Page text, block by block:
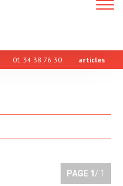
Toggle
01 34 38 76 30 articles
PAGE 1 / 1